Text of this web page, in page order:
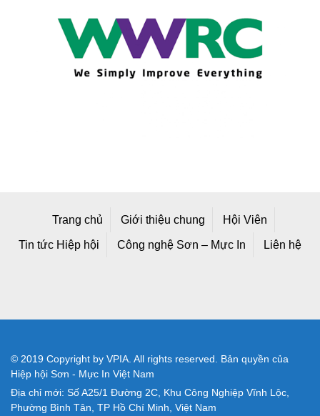
Trang chủ Giới thiệu chung Hội Viên
Tin tức Hiệp hội Công nghệ Sơn – Mực In Liên hệ
© 2019 Copyright by VPIA. All rights reserved. Bản quyền của
Hiệp hội Sơn - Mực In Việt Nam
Địa chỉ mới: Số A25/1 Đường 2C, Khu Công Nghiệp Vĩnh Lộc,
Phường Bình Tân, TP Hồ Chí Minh, Việt Nam